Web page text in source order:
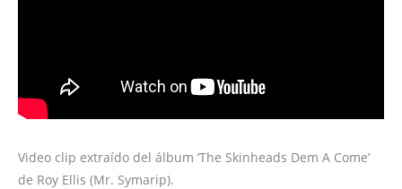
Video clip extraído del álbum ‘The Skinheads Dem A Come’
de Roy Ellis (Mr. Symarip).